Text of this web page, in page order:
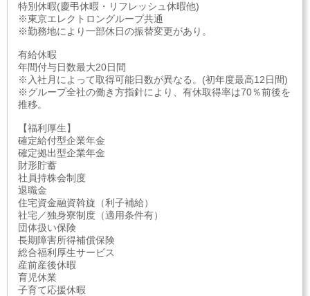
特別休暇(慶弔休暇・リフレッシュ休暇他)
※東京エレクトロングループ共通
※勤務地により一部休日の振替変更があり。
有給休暇
年間付与日数最大20日間
※入社月によって取得可能日数が異なる。(初年度最高12日間)
※グループ全社の働き方指針により、有休取得率は70％前後を
推移。
【福利厚生】
確定給付型企業年金
確定拠出型企業年金
財形貯蓄
社員持株会制度
退職金
住宅資金融資斡旋（利子補給）
社宅／独身寮制度（適用条件有）
団体扱い保険
長期障害所得補償保険
総合福利厚生サービス
産前産後休暇
育児休業
子育て応援休暇